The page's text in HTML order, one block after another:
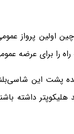
اولین پرواز
را برای عرضه
پشت این
هلیکوپتر داشته